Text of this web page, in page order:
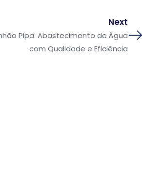
Next
Pipa: Abastecimento de Água
com Qualidade e Eficiência